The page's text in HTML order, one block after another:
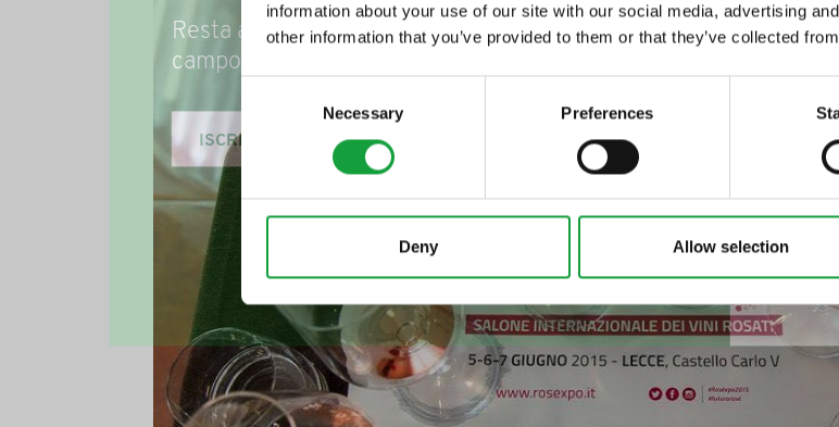
information about your use of our site with our social media, advertising
other information that you’ve provided to them or that they’ve collected
Selection
Necessary Preferences
Deny Allow selection
Resta aggiornato su tutte le ultime novita nel
campo della ristorazione e del food.
ISCRIVITI